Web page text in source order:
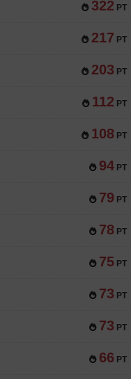
322 PT
217 PT
203 PT
112 PT
108 PT
94 PT
79 PT
78 PT
75 PT
73 PT
73 PT
66 PT